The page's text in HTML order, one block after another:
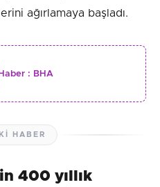
ağırlamaya başladı.
Haber : BHA
HABER
400 yıllık